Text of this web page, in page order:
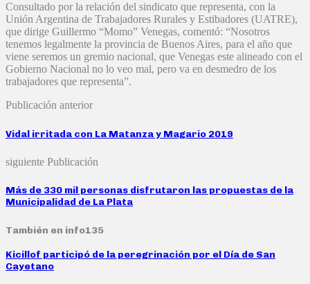
Consultado por la relación del sindicato que representa, con la
Unión Argentina de Trabajadores Rurales y Estibadores (UATRE),
que dirige Guillermo “Momo” Venegas, comentó: “Nosotros
tenemos legalmente la provincia de Buenos Aires, para el año que
viene seremos un gremio nacional, que Venegas este alineado con el
Gobierno Nacional no lo veo mal, pero va en desmedro de los
trabajadores que representa”.
Publicación anterior
Vidal irritada con La Matanza y Magario 2019
siguiente Publicación
Más de 330 mil personas disfrutaron las propuestas de la
Municipalidad de La Plata
También en info135
Kicillof participó de la peregrinación por el Día de San
Cayetano